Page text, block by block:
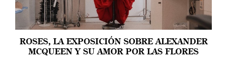
ROSES, LA EXPOSICIÓN SOBRE ALEXANDER
MCQUEEN Y SU AMOR POR LAS FLORES